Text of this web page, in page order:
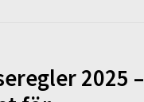
2025